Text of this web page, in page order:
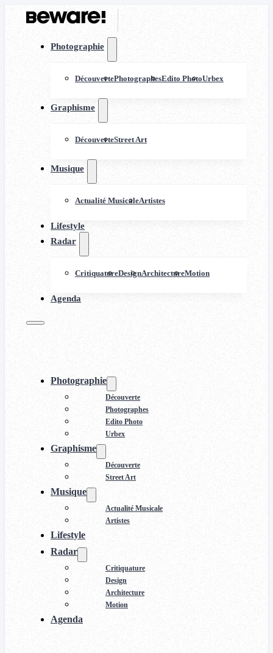
Photographie
DécouvertePhotographesEdito PhotoUrbex
Graphisme
DécouverteStreet Art
Musique
Actualité MusicaleArtistes
Lifestyle
Radar
CritiquatureDesignArchitectureMotion
Agenda
Photographie
Découverte
Photographes
Edito Photo
Urbex
Graphisme
Découverte
Street Art
Musique
Actualité Musicale
Artistes
Lifestyle
Radar
Critiquature
Design
Architecture
Motion
Agenda